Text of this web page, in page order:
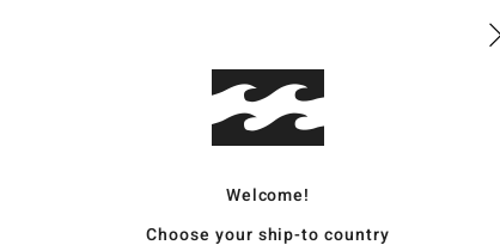
Pontuação média
Welcome!
Choose your ship-to country